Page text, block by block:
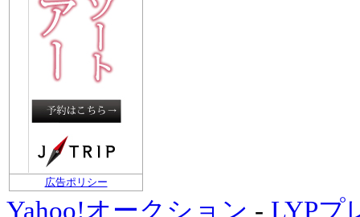
広告ポリシー
Yahoo!オークション - LYPプ